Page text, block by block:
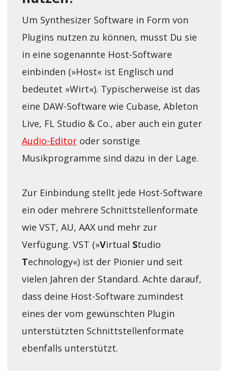
Um Synthesizer Software in Form von
Plugins nutzen zu können, musst Du sie
in eine sogenannte Host-Software
einbinden (»Host« ist Englisch und
bedeutet »Wirt«). Typischerweise ist das
eine DAW-Software wie Cubase, Ableton
Live, FL Studio & Co., aber auch ein guter
Audio-Editoroder sonstige
Musikprogramme sind dazu in der Lage.
Zur Einbindung stellt jede Host-Software
ein oder mehrere Schnittstellenformate
wie VST, AU, AAX und mehr zur
Verfügung. VST (»Virtual Studio
Technology«) ist der Pionier und seit
vielen Jahren der Standard. Achte darauf,
dass deine Host-Software zumindest
eines der vom gewünschten Plugin
unterstützten Schnittstellenformate
ebenfalls unterstützt.